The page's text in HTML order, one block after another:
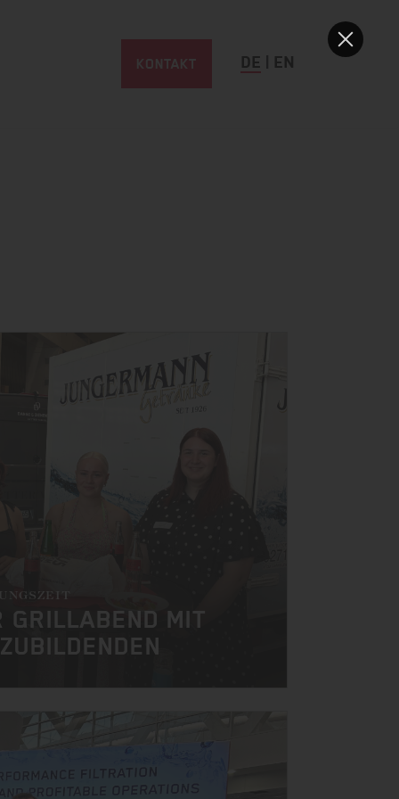
KONTAKT DE EN
GRILLABEND MIT